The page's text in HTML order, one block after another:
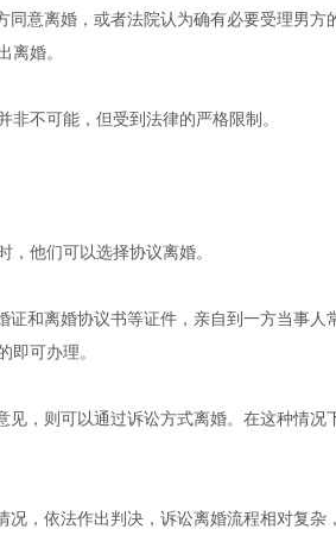
同意离婚，或者法院认为确有必要受理男方
离婚。
非不可能，但受到法律的严格限制。
，他们可以选择协议离婚。
证和离婚协议书等证件，亲自到一方当事人
即可办理。
见，则可以通过诉讼方式离婚。在这种情况
况，依法作出判决，诉讼离婚流程相对复杂